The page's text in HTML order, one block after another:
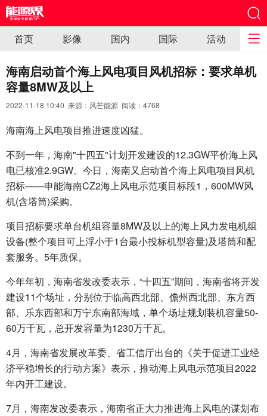
首页 影像 国内 国际 活动
海南启动首个海上风电项目风机招标：要求单机
容量8MW及以上
2022-11-18 10:40 来源：风芒能源 阅读： 4768
海南海上风电项目推进速度凶猛。
不到一年，海南"十四五"计划开发建设的12.3GW平价海上风
电已核准2.9GW。今日，海南又启动首个海上风电项目风机
招标——申能海南CZ2海上风电示范项目标段1，600MW风
机(含塔筒)采购。
项目招标要求单台机组容量8MW及以上的海上风力发电机组
设备(整个项目可上浮小于1台最小投标机型容量)及塔筒和配
套服务。5年质保。
今年年初，海南省发改委表示，“十四五”期间，海南省将开发
建设11个场址，分别位于临高西北部、儋州西北部、东方西
部、乐东西部和万宁东南部海域，单个场址规划装机容量50-
60万千瓦，总开发容量为1230万千瓦。
4月，海南省发展改革委、省工信厅出台的《关于促进工业经
济平稳增长的行动方案》表示，推动海上风电示范项目2022
年内开工建设。
7月，海南发改委表示，海南省正大力推进海上风电的谋划布